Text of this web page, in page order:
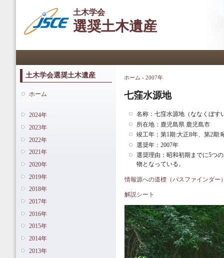
土木学会
選奨土木遺産
土木学会選奨土木遺産
ホーム
2024年
2023年
2022年
2021年
2020年
2019年
2018年
2017年
2016年
2015年
2014年
2013年
現在地
ホーム › 2007年
七窪水源地
名称：七窪水源地（ななくぼす
所在地：鹿児島県 鹿児島市
竣工年：第1期:大正8年、第2期:
選奨年：2007年
選奨理由：昭和初期までに5つ
物となっている。
情報源への道標（パスファインダー
解説シート